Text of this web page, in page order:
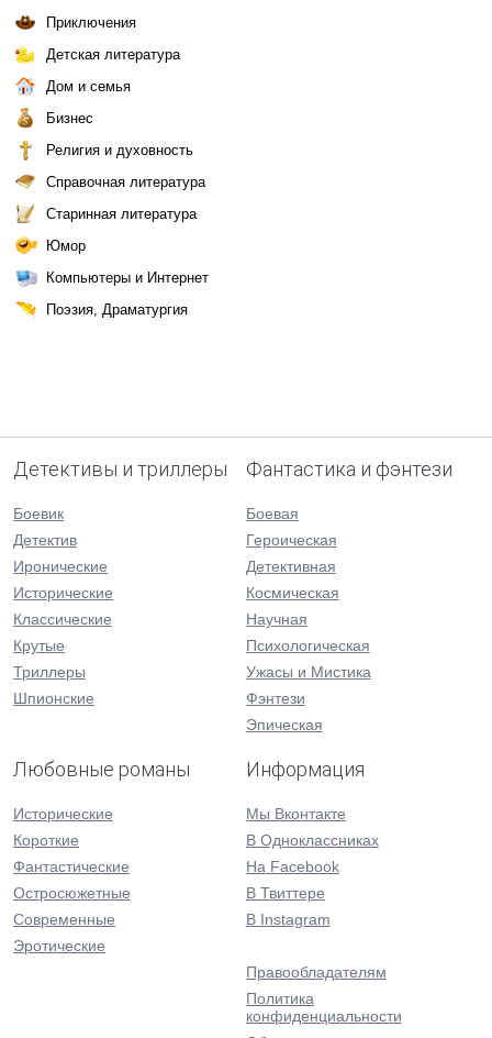
Приключения
Детская литература
Дом и семья
Бизнес
Религия и духовность
Справочная литература
Старинная литература
Юмор
Компьютеры и Интернет
Поэзия, Драматургия
Детективы и триллеры
Боевик
Детектив
Иронические
Исторические
Классические
Крутые
Триллеры
Шпионские
Фантастика и фэнтези
Боевая
Героическая
Детективная
Космическая
Научная
Психологическая
Ужасы и Мистика
Фэнтези
Эпическая
Любовные романы
Исторические
Короткие
Фантастические
Остросюжетные
Современные
Эротические
Информация
Мы Вконтакте
В Одноклассниках
На Facebook
В Твиттере
В Instagram
Правообладателям
Политика
конфиденциальности